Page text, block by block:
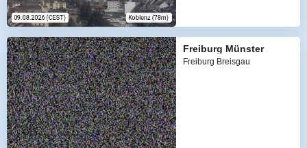
Freiburg Münster
Freiburg Breisgau